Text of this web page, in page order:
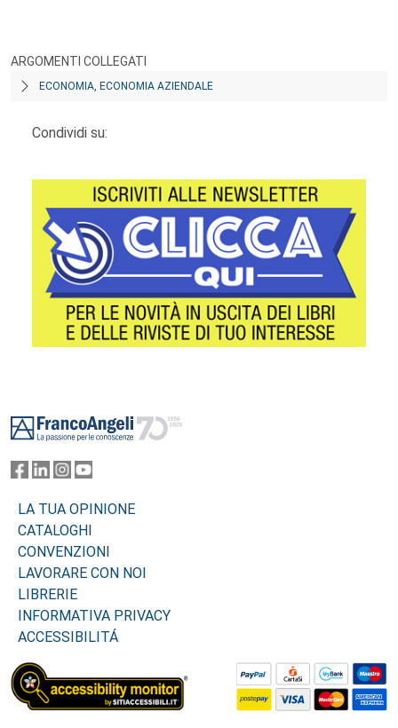
ARGOMENTI COLLEGATI
ECONOMIA, ECONOMIA AZIENDALE
Condividi su:
LA TUA OPINIONE
CATALOGHI
CONVENZIONI
LAVORARE CON NOI
LIBRERIE
INFORMATIVA PRIVACY
ACCESSIBILITÁ